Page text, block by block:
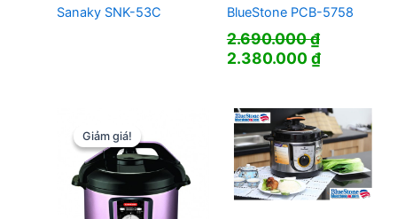
Sanaky SNK-53C
BlueStone PCB-5758
2.690.000₫
Giá
2.690.000 ₫.
2.380.000₫Giá
là:
Giảm giá!
Giảm giá!